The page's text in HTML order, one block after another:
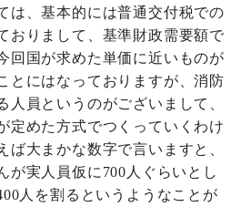
、基本的には普通交付税での
おりまして、基準財政需要額で
回国が求めた単価に近いものが
とにはなっておりますが、消防
人員というのがございまして、
定めた方式でつくっていくわけ
ば大まかな数字で言いますと、
が実人員仮に700人ぐらいとし
人を割るというようなことが